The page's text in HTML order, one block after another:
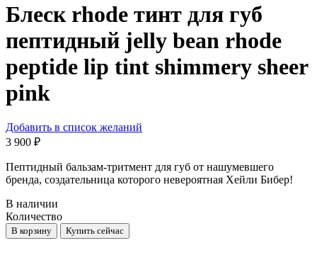
Блеск rhode тинт для губ
пептидный jelly bean rhode
peptide lip tint shimmery sheer
pink
Добавить в список желаний
3 900 ₽
Пептидный бальзам-тритмент для губ от нашумевшего
бренда, создательница которого невероятная Хейли Бибер!
В наличии
Количество
В корзину Купить сейчас